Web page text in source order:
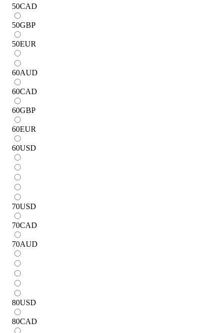
50CAD
50GBP
50EUR
60AUD
60CAD
60GBP
60EUR
60USD
70USD
70CAD
70AUD
80USD
80CAD